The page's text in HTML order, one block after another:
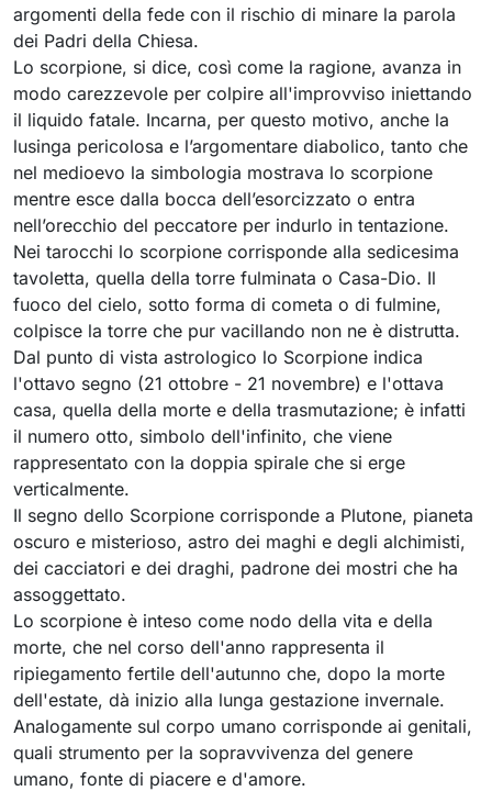
argomenti della fede con il rischio di minare la parola
dei Padri della Chiesa.
Lo scorpione, si dice, così come la ragione, avanza in
modo carezzevole per colpire all'improvviso iniettando
il liquido fatale. Incarna, per questo motivo, anche la
lusinga pericolosa e l’argomentare diabolico, tanto che
nel medioevo la simbologia mostrava lo scorpione
mentre esce dalla bocca dell’esorcizzato o entra
nell’orecchio del peccatore per indurlo in tentazione.
Nei tarocchi lo scorpione corrisponde alla sedicesima
tavoletta, quella della torre fulminata o Casa-Dio. Il
fuoco del cielo, sotto forma di cometa o di fulmine,
colpisce la torre che pur vacillando non ne è distrutta.
Dal punto di vista astrologico lo Scorpione indica
l'ottavo segno (21 ottobre - 21 novembre) e l'ottava
casa, quella della morte e della trasmutazione; è infatti
il numero otto, simbolo dell'infinito, che viene
rappresentato con la doppia spirale che si erge
verticalmente.
Il segno dello Scorpione corrisponde a Plutone, pianeta
oscuro e misterioso, astro dei maghi e degli alchimisti,
dei cacciatori e dei draghi, padrone dei mostri che ha
assoggettato.
Lo scorpione è inteso come nodo della vita e della
morte, che nel corso dell'anno rappresenta il
ripiegamento fertile dell'autunno che, dopo la morte
dell'estate, dà inizio alla lunga gestazione invernale.
Analogamente sul corpo umano corrisponde ai genitali,
quali strumento per la sopravvivenza del genere
umano, fonte di piacere e d'amore.